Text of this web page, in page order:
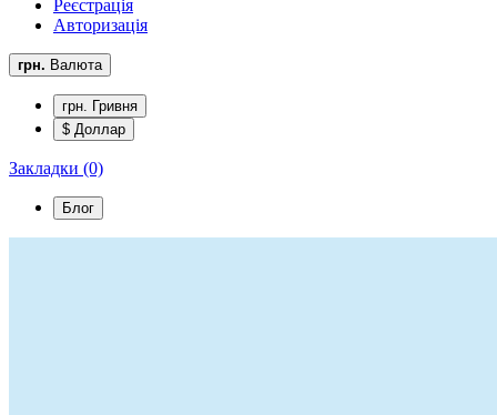
Реєстрація
Авторизація
грн. Валюта
грн. Гривня
$ Доллар
Закладки (0)
Блог